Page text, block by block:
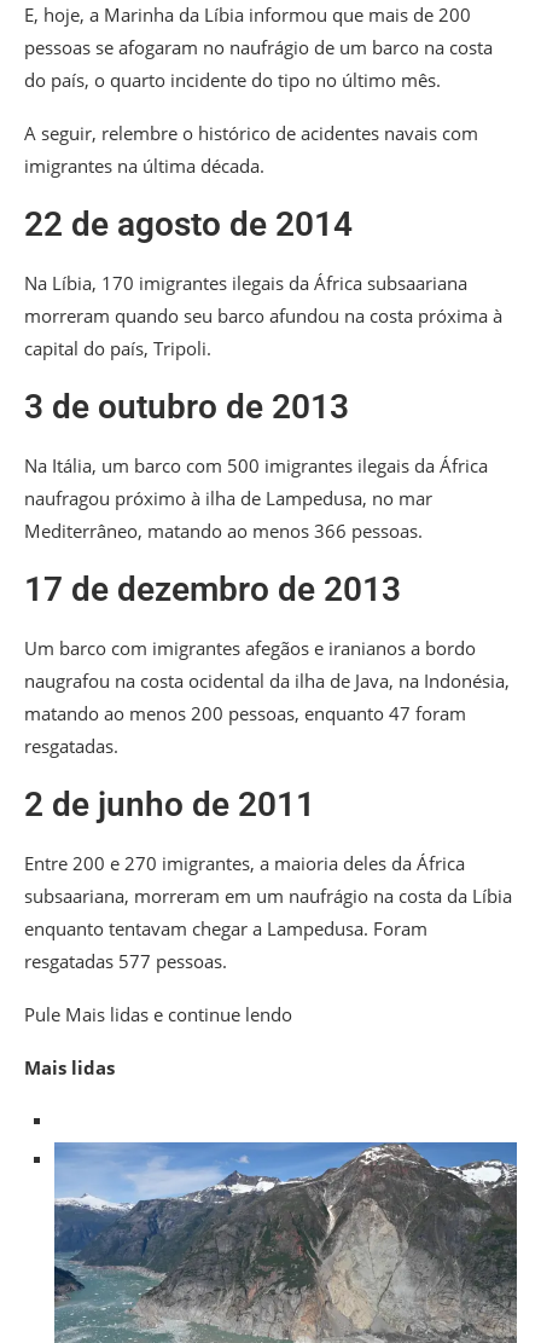
E, hoje, a Marinha da Líbia informou que mais de 200
pessoas se afogaram no naufrágio de um barco na costa
do país, o quarto incidente do tipo no último mês.
A seguir, relembre o histórico de acidentes navais com
imigrantes na última década.
22 de agosto de 2014
Na Líbia, 170 imigrantes ilegais da África subsaariana
morreram quando seu barco afundou na costa próxima à
capital do país, Tripoli.
3 de outubro de 2013
Na Itália, um barco com 500 imigrantes ilegais da África
naufragou próximo à ilha de Lampedusa, no mar
Mediterrâneo, matando ao menos 366 pessoas.
17 de dezembro de 2013
Um barco com imigrantes afegãos e iranianos a bordo
naugrafou na costa ocidental da ilha de Java, na Indonésia,
matando ao menos 200 pessoas, enquanto 47 foram
resgatadas.
2 de junho de 2011
Entre 200 e 270 imigrantes, a maioria deles da África
subsaariana, morreram em um naufrágio na costa da Líbia
enquanto tentavam chegar a Lampedusa. Foram
resgatadas 577 pessoas.
Pule Mais lidas e continue lendo
Mais lidas